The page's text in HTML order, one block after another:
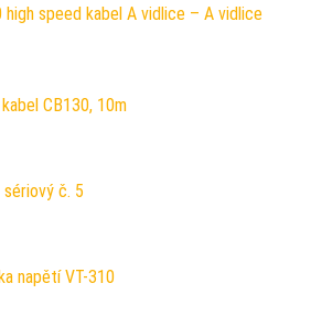
high speed kabel A vidlice – A vidlice
CB130, 10m
č. 5
napětí VT-310